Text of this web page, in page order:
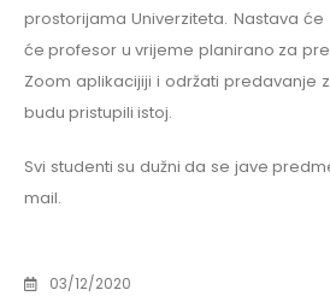
prostorijama Univerziteta. Nastava
će profesor u vrijeme planirano za
Zoom aplikacijiji i održati predavanje
budu pristupili istoj.
Svi studenti su dužni da se jave
mail.
03/12/2020